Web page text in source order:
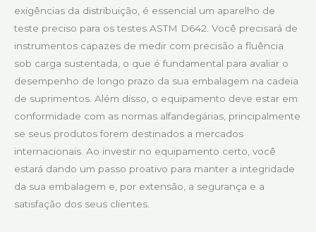
exigências da distribuição, é essencial um aparelho de
teste preciso para os testes ASTM D642. Você precisará de
instrumentos capazes de medir com precisão a fluência
sob carga sustentada, o que é fundamental para avaliar o
desempenho de longo prazo da sua embalagem na cadeia
de suprimentos. Além disso, o equipamento deve estar em
conformidade com as normas alfandegárias, principalmente
se seus produtos forem destinados a mercados
internacionais. Ao investir no equipamento certo, você
estará dando um passo proativo para manter a integridade
da sua embalagem e, por extensão, a segurança e a
satisfação dos seus clientes.